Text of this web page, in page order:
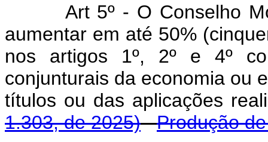
Art 5º - O Conselho
aumentar em até 50%
nos artigos 1º, 2º e 4º
conjunturais da economia ou
títulos ou das aplicações
1.303, de 2025)
Produção